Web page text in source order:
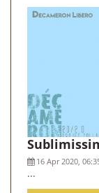
16 Apr 2020,
...